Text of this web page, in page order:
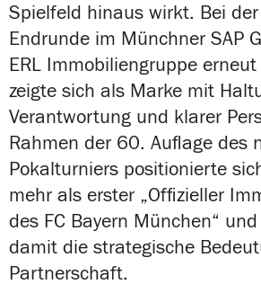
Spielfeld hinaus wirkt. Bei
Endrunde im Münchner SAP
ERL Immobiliengruppe
zeigte sich als Marke mit
Verantwortung und klarer
Rahmen der 60. Auflage des
Pokalturniers positionierte
mehr als erster „Offizieller
des FC Bayern München“
damit die strategische
Partnerschaft.